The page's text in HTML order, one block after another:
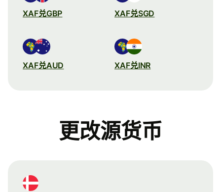
XAF兑GBP XAF兑SGD
XAF兑AUD XAF兑INR
更改源货币